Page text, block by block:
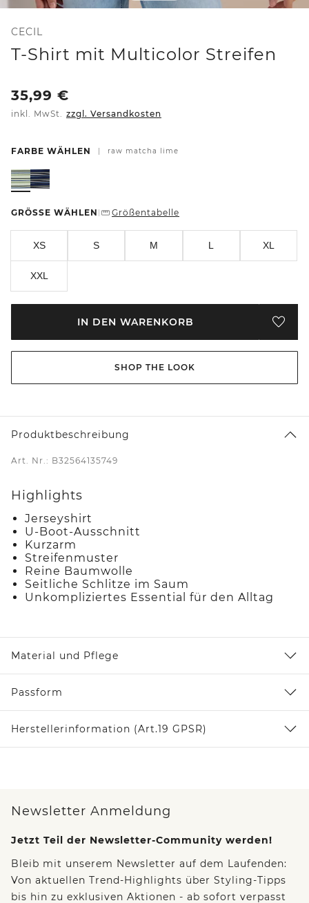
CECIL
T-Shirt mit Multicolor Streifen
35,99 €
inkl. MwSt. zzgl. Versandkosten
FARBE WÄHLEN raw matcha lime
GRÖSSE WÄHLEN Größentabelle
XS S M L XL
XXL
IN DEN WARENKORB
SHOP THE LOOK
Produktbeschreibung
Art. Nr.: B32564135749
Highlights
Jerseyshirt
U-Boot-Ausschnitt
Kurzarm
Streifenmuster
Reine Baumwolle
Seitliche Schlitze im Saum
Unkompliziertes Essential für den Alltag
Material und Pflege
Passform
Herstellerinformation (Art.19 GPSR)
Newsletter Anmeldung
Jetzt Teil der Newsletter-Community werden!
Bleib mit unserem Newsletter auf dem Laufenden:
Von aktuellen Trend-Highlights über Styling-Tipps
bis hin zu exklusiven Aktionen - ab sofort verpasst